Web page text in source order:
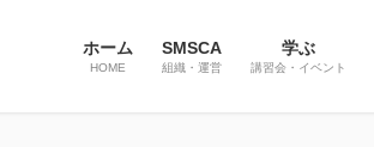
ホーム
HOME
SMSCA
組織・運営
学ぶ
講習会・イベント